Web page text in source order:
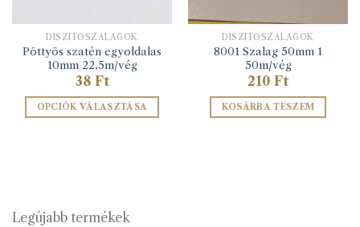
DÍSZÍTŐSZALAGOK
Pöttyös szatén egyoldalas
10mm 22,5m/vég
38 Ft
OPCIÓK VÁLASZTÁSA
van.
DÍSZÍTŐSZALAGOK
8001 Szalag 50mm 1
50m/vég
210 Ft
KOSÁRBA TESZEM
Legújabb termékek